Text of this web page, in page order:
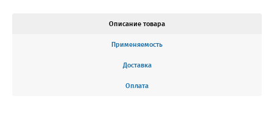
Описание товара
Применяемость
Доставка
Оплата